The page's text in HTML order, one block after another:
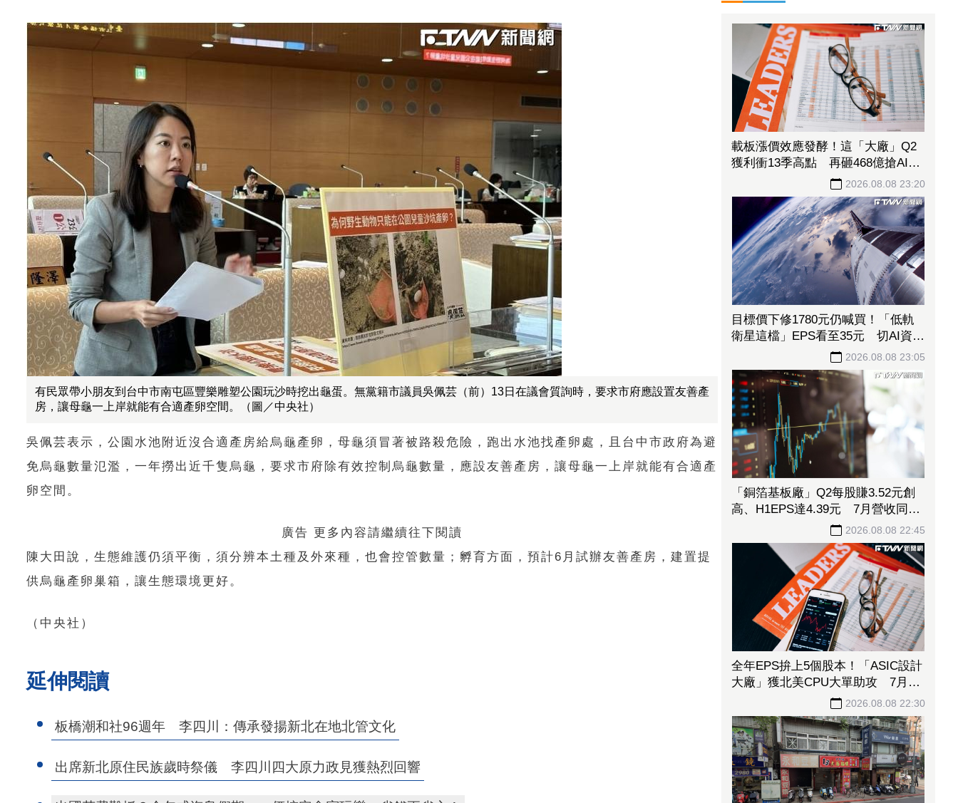
有民眾帶小朋友到台中市南屯區豐樂雕塑公園玩沙時挖出龜蛋。無黨籍市議員吳佩芸（前）13日在議會質詢時，要求市府應設置友善產
房，讓母龜一上岸就能有合適產卵空間。（圖／中央社）
吳佩芸表示，公園水池附近沒合適產房給烏龜產卵，母龜須冒著被路殺危險，跑出水池找產卵處，且台中市政府為避
免烏龜數量氾濫，一年撈出近千隻烏龜，要求市府除有效控制烏龜數量，應設友善產房，讓母龜一上岸就能有合適產
卵空間。
廣告 更多內容請繼續往下閱讀
陳大田說，生態維護仍須平衡，須分辨本土種及外來種，也會控管數量；孵育方面，預計6月試辦友善產房，建置提
供烏龜產卵巢箱，讓生態環境更好。
（中央社）
延伸閱讀
板橋潮和社96週年 李四川：傳承發揚新北在地北管文化
出席新北原住民族歲時祭儀 李四川四大原力政見獲熱烈回響
載板漲價效應發酵！這「大廠」Q2
獲利衝13季高點 再砸468億搶AI商
2026.08.08 23:20
目標價下修1780元仍喊買！「低軌
衛星這檔」EPS看至35元 切AI資料
中心市場猛添營運動能2026.08.08 23:05
「銅箔基板廠」Q2每股賺3.52元創
高、H1EPS達4.39元 7月營收同締
新猷、年增96.88%
2026.08.08 22:45
全年EPS拚上5個股本！「ASIC設計
大廠」獲北美CPU大單助攻 7月營
2026.08.08 22:30